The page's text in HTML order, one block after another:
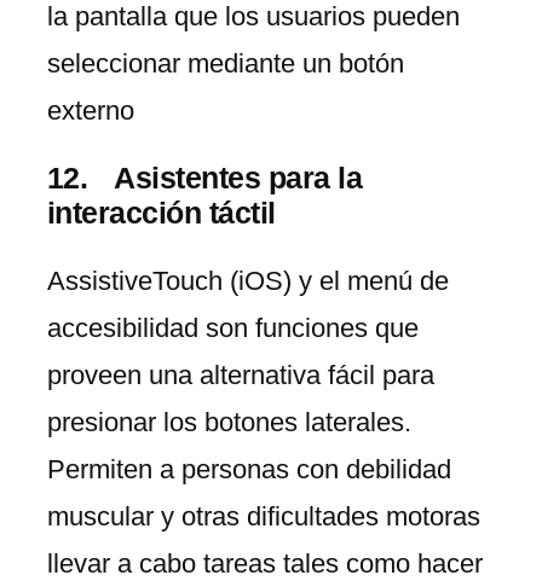
la pantalla que los usuarios pueden
seleccionar mediante un botón
externo
Asistentes para la
interacción táctil
AssistiveTouch (iOS) y el menú de
accesibilidad son funciones que
proveen una alternativa fácil para
presionar los botones laterales.
Permiten a personas con debilidad
muscular y otras dificultades motoras
llevar a cabo tareas tales como hacer